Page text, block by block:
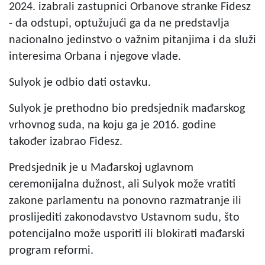
2024. izabrali zastupnici Orbanove stranke Fidesz
- da odstupi, optužujući ga da ne predstavlja
nacionalno jedinstvo o važnim pitanjima i da služi
interesima Orbana i njegove vlade.
Sulyok je odbio dati ostavku.
Sulyok je prethodno bio predsjednik mađarskog
vrhovnog suda, na koju ga je 2016. godine
također izabrao Fidesz.
Predsjednik je u Mađarskoj uglavnom
ceremonijalna dužnost, ali Sulyok može vratiti
zakone parlamentu na ponovno razmatranje ili
proslijediti zakonodavstvo Ustavnom sudu, što
potencijalno može usporiti ili blokirati mađarski
program reformi.